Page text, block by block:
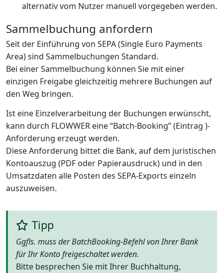
alternativ vom Nutzer manuell vorgegeben werden.
Sammelbuchung anfordern
Seit der Einführung von SEPA (Single Euro Payments
Area) sind Sammelbuchungen Standard.
Bei einer Sammelbuchung können Sie mit einer
einzigen Freigabe gleichzeitig mehrere Buchungen auf
den Weg bringen.
Ist eine Einzelverarbeitung der Buchungen erwünscht,
kann durch FLOWWER eine “Batch-Booking” (Eintrag )-
Anforderung erzeugt werden.
Diese Anforderung bittet die Bank, auf dem juristischen
Kontoauszug (PDF oder Papierausdruck) und in den
Umsatzdaten alle Posten des SEPA-Exports einzeln
auszuweisen.
Tipp
Ggfls. muss der BatchBooking-Befehl von Ihrer Bank
für Ihr Konto freigeschaltet werden.
Bitte besprechen Sie mit Ihrer Buchhaltung,